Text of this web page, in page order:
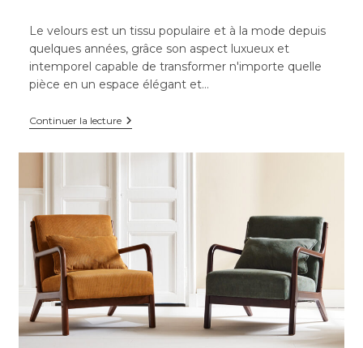
Le velours est un tissu populaire et à la mode depuis
quelques années, grâce son aspect luxueux et
intemporel capable de transformer n'importe quelle
pièce en un espace élégant et…
Continuer la lectureComment
velours
?